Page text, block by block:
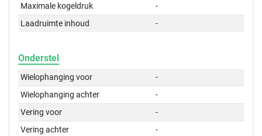
Maximale kogeldruk
-
Laadruimte inhoud
-
Onderstel
Wielophanging voor
-
Wielophanging achter
-
Vering voor
-
Vering achter
-